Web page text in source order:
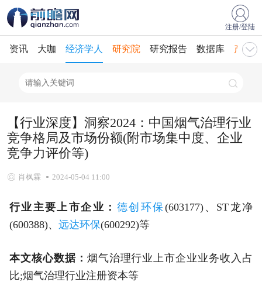
注册/登陆
资讯 大咖 经济学人 研究院 研究报告 数据库 产业
【行业深度】洞察2024：中国烟气治理行业
竞争格局及市场份额(附市场集中度、企业
竞争力评价等)
肖枫霖 2024-05-04 11:00
行业主要上市企业： 德创环保 (603177)、ST龙净
(600388)、 远达环保(600292)等
本文核心数据： 烟气治理行业上市企业业务收入占
比;烟气治理行业注册资本等